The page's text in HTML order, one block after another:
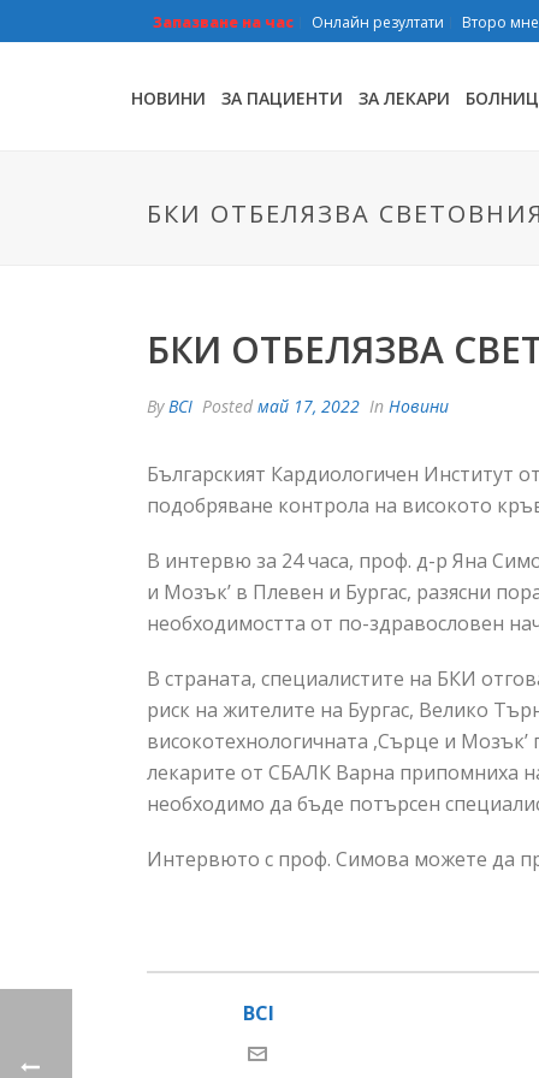
Запазване на час Онлайн резултати Второ
НОВИНИ ЗА ПАЦИЕНТИ ЗА ЛЕКАРИ
БКИ ОТБЕЛЯЗВА
БКИ ОТБЕЛЯЗВА
ByBCI Posted май 17, 2022 In Новини
Българският Кардиологичен Институт
подобряване контрола на високото
В интервю за 24 часа, проф. д-р Яна
и Мозък’ в Плевен и Бургас, разясни
необходимостта от по-здравословен
В страната, специалистите на БКИ
риск на жителите на Бургас, Велико
високотехнологичната ,Сърце и
лекарите от СБАЛК Варна припомниха
необходимо да бъде потърсен
Интервюто с проф. Симова можете да
BCI